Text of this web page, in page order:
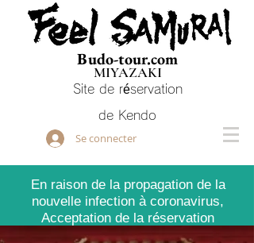
Budo-tour.com
MIYAZAKI
Site de réservation
de Kendo
Se connecter
En raison de la propagation de la
nouvelle infection à coronavirus,
Acceptation de la réservation
suspendue